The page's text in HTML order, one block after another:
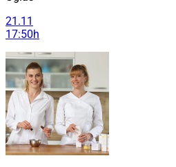
21.11
17:50h